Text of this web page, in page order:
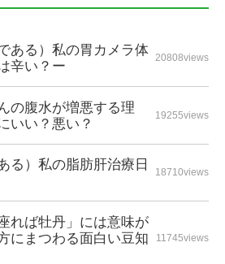
ある）私の胃カメラ体
辛い？ー
20808views
の腹水が増悪する理
いい？悪い？
19255views
る）私の脂肪肝治療日
18710views
れば牡丹」には意味が
にまつわる面白い豆知
11745views